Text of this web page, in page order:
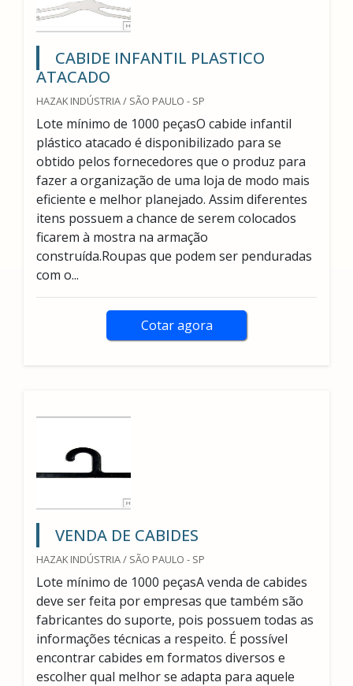
CABIDE INFANTIL PLASTICO
ATACADO
HAZAK INDÚSTRIA / SÃO PAULO - SP
Lote mínimo de 1000 peçasO cabide infantil
plástico atacado é disponibilizado para se
obtido pelos fornecedores que o produz para
fazer a organização de uma loja de modo mais
eficiente e melhor planejado. Assim diferentes
itens possuem a chance de serem colocados
ficarem à mostra na armação
construída.Roupas que podem ser penduradas
com o...
Cotar agora
VENDA DE CABIDES
HAZAK INDÚSTRIA / SÃO PAULO - SP
Lote mínimo de 1000 peçasA venda de cabides
deve ser feita por empresas que também são
fabricantes do suporte, pois possuem todas as
informações técnicas a respeito. É possível
encontrar cabides em formatos diversos e
escolher qual melhor se adapta para aquele